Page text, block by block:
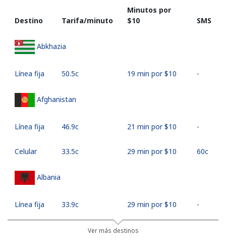
Destino Tarifa/minuto
Minutos por
⁦$10⁩
SMS
Abkhazia
Línea fija ⁦50.5c⁩ 19 min por ⁦$10⁩ -
Afghanistan
Línea fija ⁦46.9c⁩ 21 min por ⁦$10⁩ -
Celular ⁦33.5c⁩ 29 min por ⁦$10⁩ ⁦60c⁩
Albania
Línea fija ⁦33.9c⁩ 29 min por ⁦$10⁩ -
14 min por ⁦$10⁩
Ver más destinos